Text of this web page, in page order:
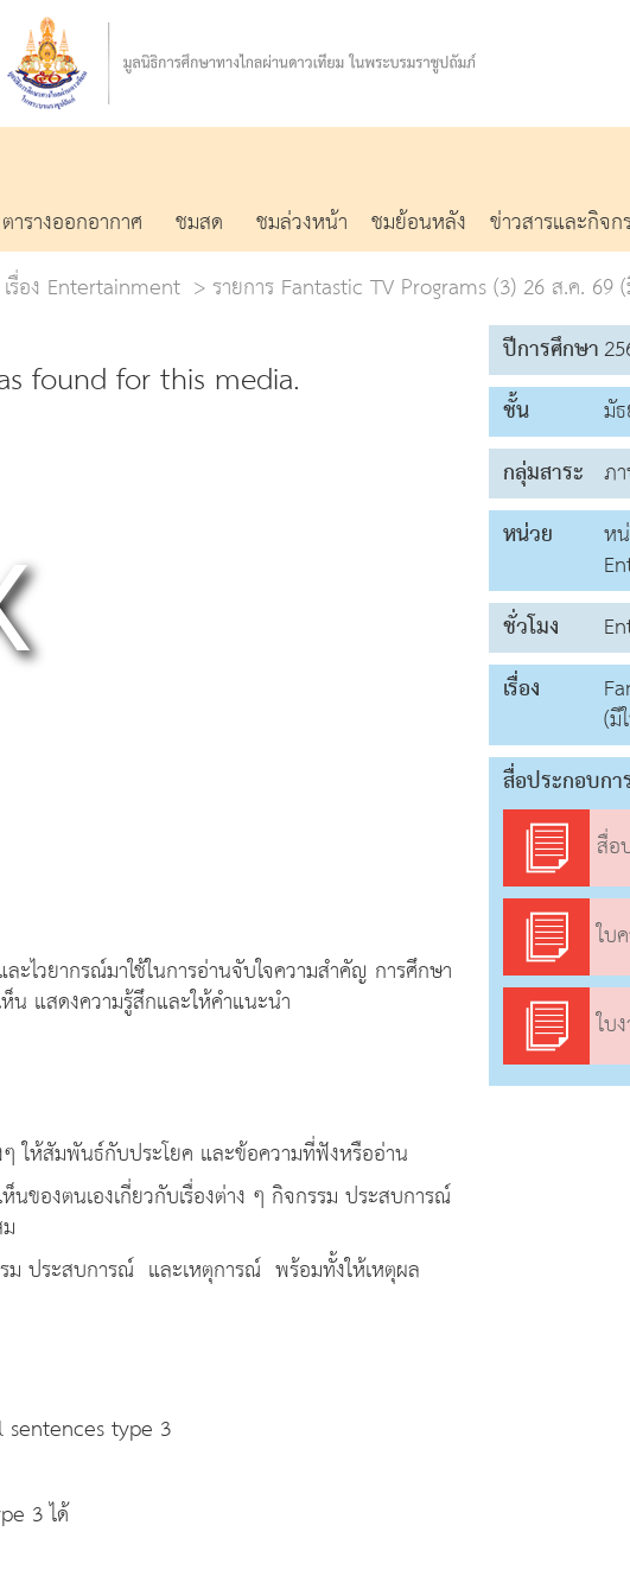
ตารางออกอากาศ ชมสด ชมล่วงหน้า ชมย้อนหลัง ข่าวสารและกิจก
รื่อง Entertainment
รายการ Fantastic TV Programs (3) 26 ส.ค. 69
found for this media.
ไวยากรณ์มาใช้ในการอ่านจับใจความสำคัญ การศึกษา
น แสดงความรู้สึกและให้คำแนะนำ
ให้สัมพันธ์กับประโยค และข้อความที่ฟังหรืออ่าน
องตนเองเกี่ยวกับเรื่องต่าง ๆ กิจกรรม ประสบการณ์
ประสบการณ์ และเหตุการณ์ พร้อมทั้งให้เหตุผล
งค์
sentences type 3
3 ได้
ปีการศึกษา
ชั้น
มั
กลุ่มสาระ ภ
หน่วย
ห
ชั่วโมง
เรื่อง
(มี
สื่อประกอบก
สื่อป
ใบค
ใบง